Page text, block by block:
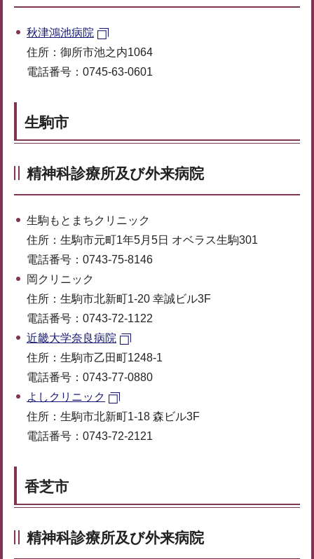
秋津鴻池病院
住所：御所市池之内1064
電話番号：0745-63-0601
生駒市
精神科診療所及び外来病院
生駒もとまちクリニック
住所：生駒市元町1年5月5日 オベラス生駒301
電話番号：0743-75-8146
岡クリニック
住所：生駒市北新町1-20 幸誠ビル3F
電話番号：0743-72-1122
近畿大学奈良病院
住所：生駒市乙田町1248-1
電話番号：0743-77-0880
よしクリニック
住所：生駒市北新町1-18 森ビル3F
電話番号：0743-72-2121
香芝市
精神科診療所及び外来病院